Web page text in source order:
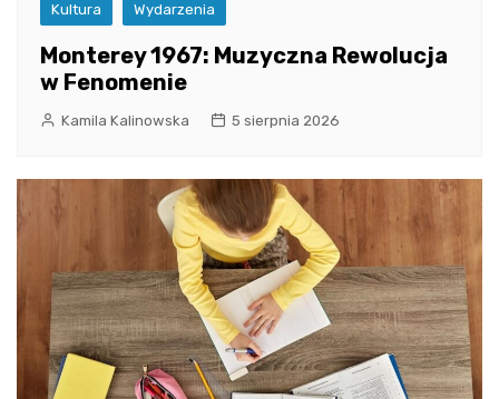
Kultura Wydarzenia
Monterey 1967: Muzyczna Rewolucja
w Fenomenie
Kamila Kalinowska 5 sierpnia 2026